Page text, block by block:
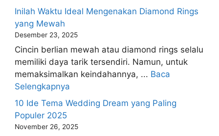
Inilah Waktu Ideal Mengenakan Diamond Rings
yang Mewah
Desember 23, 2025
Cincin berlian mewah atau diamond rings selalu
memiliki daya tarik tersendiri. Namun, untuk
memaksimalkan keindahannya, ... Baca
Selengkapnya
10 Ide Tema Wedding Dream yang Paling
Populer 2025
November 26, 2025